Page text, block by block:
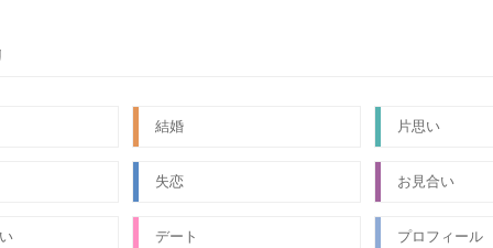
結婚 片思い
失恋 お見合い
デート プロフィール